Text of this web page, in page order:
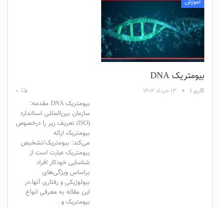
آموزش
بیومتریک DNA
کاربر ۱ ۱۳ خرداد ۱۴۰۲
بیومتریک DNA مقدمه:
سازمان بین‌المللی استاندارد
(ISO) تعریف زیر را درخصوص
بیومتریک ارائه
می‌کند: بیومتریک/تشخیص
بیومتریک عبارت است از
شناسایی خودکار افراد
براساس ویژگی‌های
بیولوژیکی و رفتاری آنها.در
این مقاله به معرفی انواع
بیومتریک و…